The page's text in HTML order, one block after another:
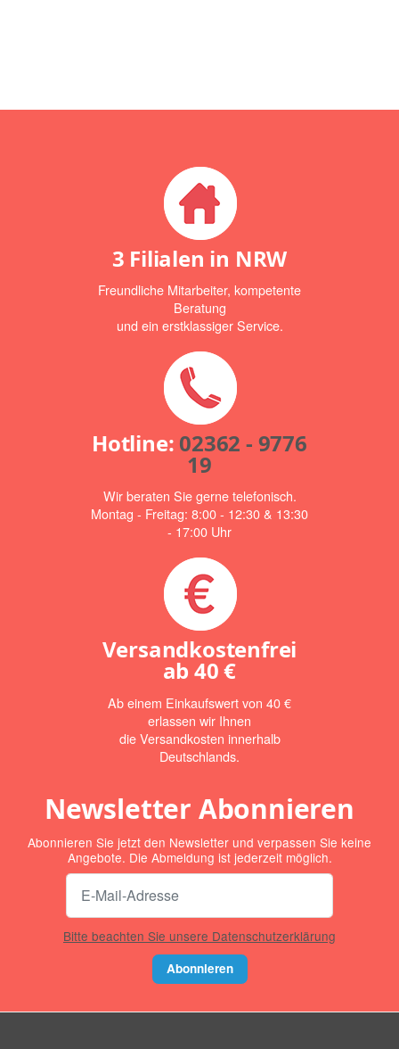
3 Filialen in NRW
Freundliche Mitarbeiter, kompetente
Beratung
und ein erstklassiger Service.
Hotline: 02362 - 9776
19
Wir beraten Sie gerne telefonisch.
Montag - Freitag: 8:00 - 12:30 & 13:30
- 17:00 Uhr
Versandkostenfrei
ab40 €
Ab einem Einkaufswert von 40 €
erlassen wir Ihnen
die Versandkosten innerhalb
Deutschlands.
Newsletter Abonnieren
Abonnieren Sie jetzt den Newsletter und verpassen Sie keine
Angebote. Die Abmeldung ist jederzeit möglich.
Bitte beachten Sie unsere Datenschutzerklärung
Abonnieren